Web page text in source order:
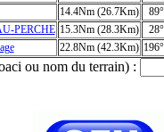
14.4Nm (26.7Km)
89°
PERCHE 15.3Nm (28.3Km)
28°
22.8Nm (42.3Km) 196°
ou nom du terrain) :